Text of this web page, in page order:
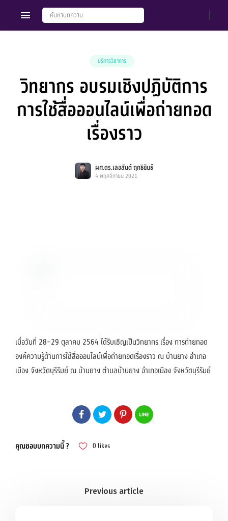
บริการวิชาการ
วิทยากร อบรมเชิงปฏิบัติการ
การใช้สื่อออนไลน์เพื่อถ่ายทอด
เรื่องราว
ผศ.ดร.เลอสันต์ ฤทธิขันธ์
4 พฤศจิกายน 2021
เมื่อวันที่ 28-29 ตุลาคม 2564 ได้รับเชิญเป็นวิทยากร เรื่อง การถ่ายทอด
องค์ความรู้ด้านการใช้สื่อออนไลน์เพื่อถ่ายทอดเรื่องราว ณ บ้านยาง อำเภอ
เมือง จังหวัดบุรีรัมย์ ณ บ้านยาง ตำบลบ้านยาง อำเภอเมือง จังหวัดบุรีรัมย์
คุณชอบบทความนี้ ? 0 likes
Members Groups